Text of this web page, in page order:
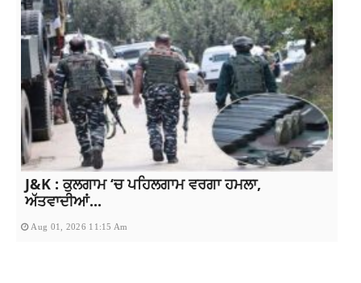
J&K : ਕੁਲਗਾਮ ‘ਚ ਪਹਿਲਗਾਮ ਵਰਗਾ ਹਮਲਾ,
ਅੱਤਵਾਦੀਆਂ...
Aug 01, 2026 11:15 Am